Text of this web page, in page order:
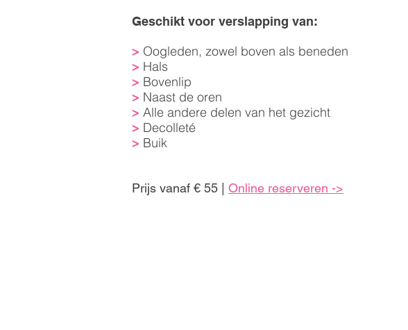
Geschikt voor verslapping van:
> Oogleden, zowel boven als beneden
> Hals
> Bovenlip
> Naast de oren
> Alle andere delen van het gezicht
> Decolleté
> Buik
Prijs vanaf € 55 | Online reserveren ->